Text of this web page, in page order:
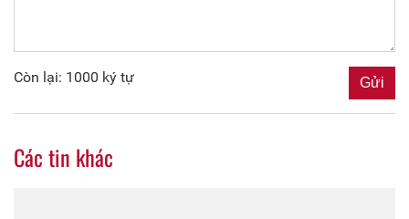
Còn lại: 1000 ký tự
Các tin khác